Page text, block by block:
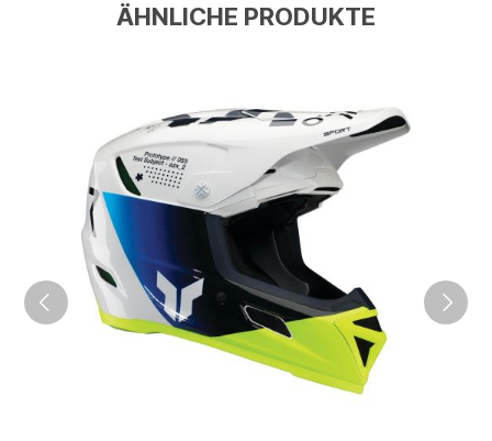
ÄHNLICHE PRODUKTE